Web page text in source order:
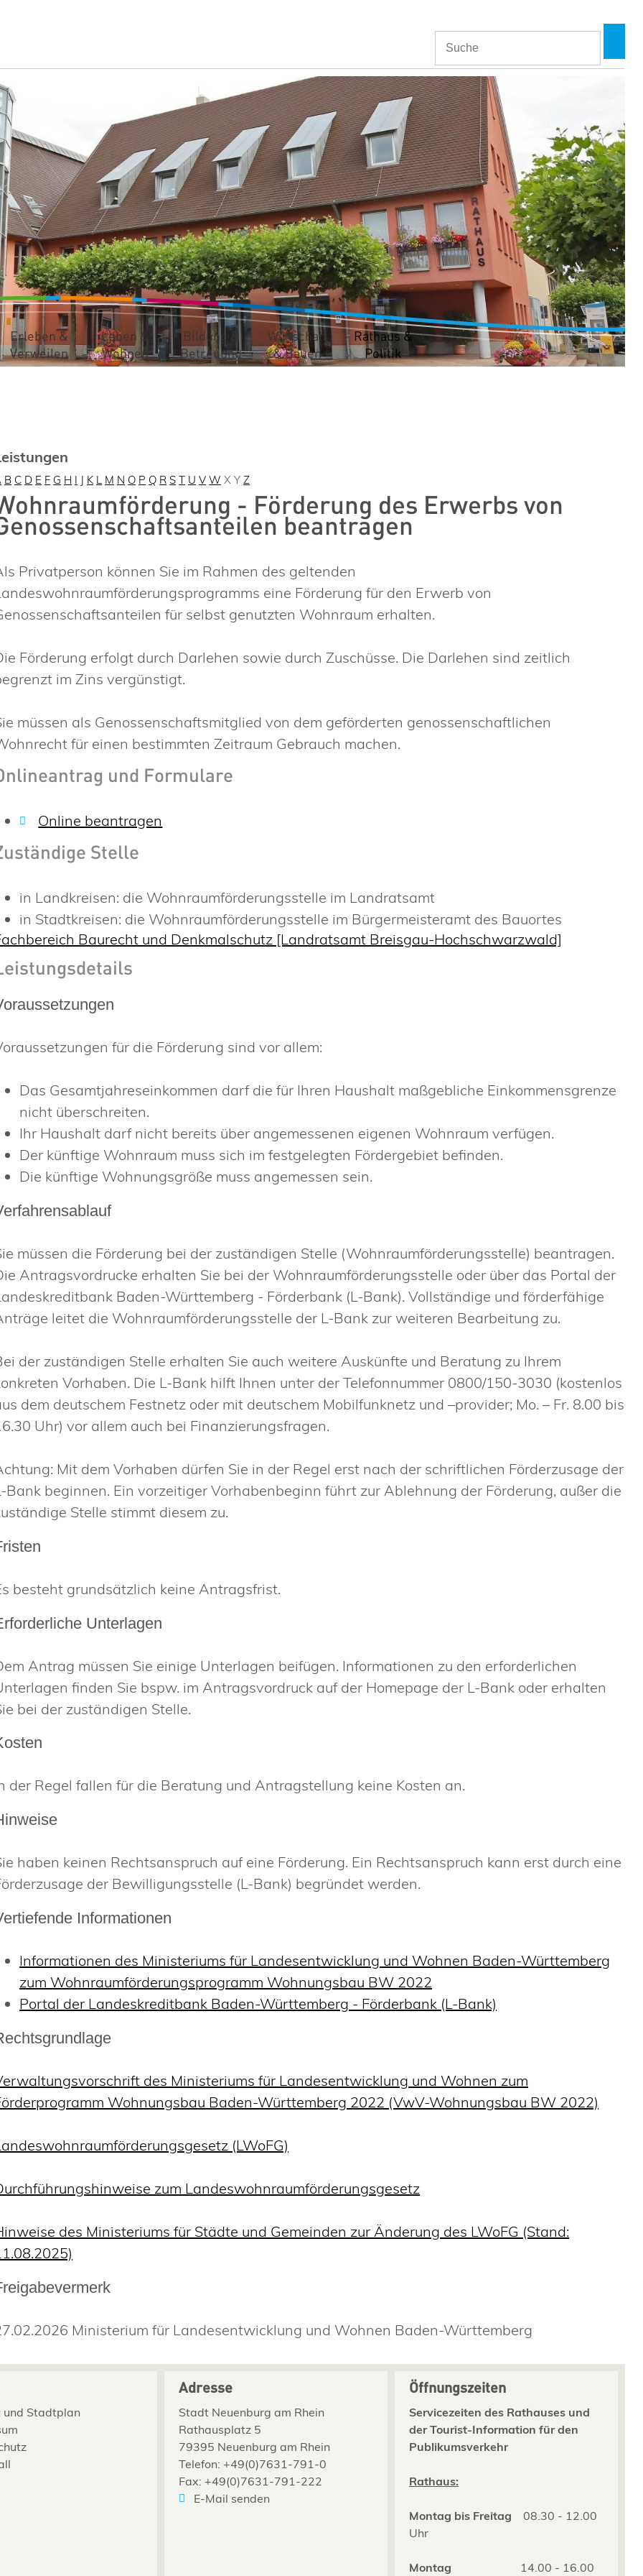
Erleben &
Verweilen
Leben &
Wohnen
Bildung &
Betreuung
Wirtschaft
& Bauen
Rathaus &
Politik
B C D E F G H I J K L M N O P Q R S T U V W X Y Z
- Förderung des Erwerbs von
beantragen
Privatperson können Sie im Rahmen des geltenden
eine Förderung für den Erwerb von
für selbst genutzten Wohnraum erhalten.
Förderung erfolgt durch Darlehen sowie durch Zuschüsse. Die Darlehen sind zeitlich
im Zins vergünstigt.
müssen als Genossenschaftsmitglied von dem geförderten genossenschaftlichen
für einen bestimmten Zeitraum Gebrauch machen.
und Formulare
Online beantragen
Stelle
in Landkreisen: die Wohnraumförderungsstelle im Landratsamt
in Stadtkreisen: die Wohnraumförderungsstelle im Bürgermeisteramt des Bauortes
Baurecht und Denkmalschutz [Landratsamt Breisgau-Hochschwarzwald]
für die Förderung sind vor allem:
Das Gesamtjahreseinkommen darf die für Ihren Haushalt maßgebliche Einkommensgrenze
nicht überschreiten.
Ihr Haushalt darf nicht bereits über angemessenen eigenen Wohnraum verfügen.
Der künftige Wohnraum muss sich im festgelegten Fördergebiet befinden.
Die künftige Wohnungsgröße muss angemessen sein.
müssen die Förderung bei der zuständigen Stelle (Wohnraumförderungsstelle) beantragen.
Antragsvordrucke erhalten Sie bei der Wohnraumförderungsstelle oder über das Portal der
Baden-Württemberg - Förderbank (L-Bank).Vollständige und förderfähige
leitet die Wohnraumförderungsstelle der L-Bank zur weiteren Bearbeitung zu.
der zuständigen Stelle erhalten Sie auch weitere Auskünfte und Beratung zu Ihrem
Vorhaben. Die L-Bank hilft Ihnen unter der Telefonnummer 0800/150-3030 (kostenlos
dem deutschem Festnetz oder mit deutschem Mobilfunknetz und –provider; Mo. – Fr. 8.00 bis
Uhr) vor allem auch bei Finanzierungsfragen.
Mit dem Vorhaben dürfen Sie in der Regel erst nach der schriftlichen Förderzusage der
Bank beginnen. Ein vorzeitiger Vorhabenbeginn führt zur Ablehnung der Förderung, außer die
Stelle stimmt diesem zu.
besteht grundsätzlich keine Antragsfrist.
Unterlagen
Antrag müssen Sie einige Unterlagen beifügen. Informationen zu den erforderlichen
finden Sie bspw. im Antragsvordruck auf der Homepage der L-Bank oder erhalten
bei der zuständigen Stelle.
der Regel fallen für die Beratung und Antragstellung keine Kosten an.
haben keinen Rechtsanspruch auf eine Förderung. Ein Rechtsanspruch kann erst durch eine
der Bewilligungsstelle (L-Bank) begründet werden.
Informationen
Informationen des Ministeriums für Landesentwicklung und Wohnen Baden-Württemberg
zum Wohnraumförderungsprogramm Wohnungsbau BW 2022
Portal der Landeskreditbank Baden-Württemberg - Förderbank (L-Bank)
des Ministeriums für Landesentwicklung und Wohnen zum
Wohnungsbau Baden-Württemberg 2022 (VwV-Wohnungsbau BW 2022)
(LWoFG)
zum Landeswohnraumförderungsgesetz
des Ministeriums für Städte und Gemeinden zur Änderung des LWoFG (Stand:
Ministerium für Landesentwicklung und Wohnen Baden-Württemberg
und Stadtplan
Adresse
Stadt Neuenburg am Rhein
Rathausplatz 5
79395 Neuenburg am Rhein
Telefon: +49(0)7631-791-0
Fax: +49(0)7631-791-222
E-Mail senden
Öffnungszeiten
Servicezeiten des Rathauses und
der Tourist-Information für den
Publikumsverkehr
Rathaus:
Montag bis Freitag 08.30 - 12.00
Uhr
Montag 14.00 - 16.00